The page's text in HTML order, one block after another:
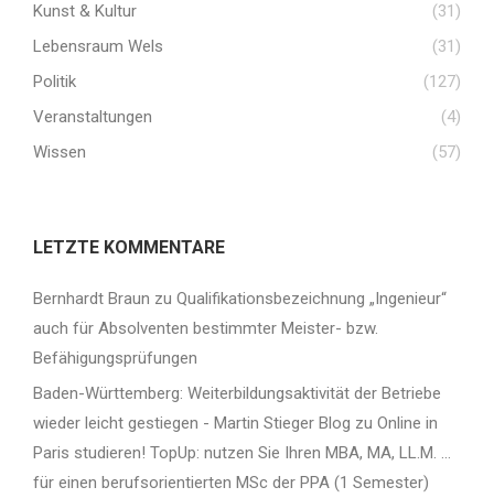
Kunst & Kultur
(31)
Lebensraum Wels
(31)
Politik
(127)
Veranstaltungen
(4)
Wissen
(57)
LETZTE KOMMENTARE
Bernhardt Braun zu Qualifikationsbezeichnung „Ingenieur“
auch für Absolventen bestimmter Meister- bzw.
Befähigungsprüfungen
Baden-Württemberg: Weiterbildungsaktivität der Betriebe
wieder leicht gestiegen - Martin Stieger Blog zu Online in
Paris studieren! TopUp: nutzen Sie Ihren MBA, MA, LL.M. …
für einen berufsorientierten MSc der PPA (1 Semester)